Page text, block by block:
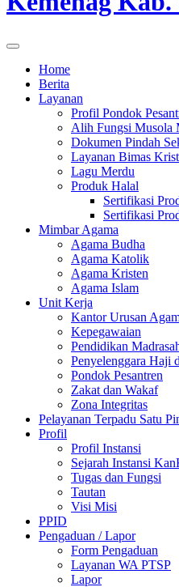
Home
Berita
Layanan
Profil Pondok
Alih Fungsi Musola
Dokumen Pindah
Layanan Bimas
Lagu Merdu
Produk Halal
Sertifikasi
Sertifikasi
Mimbar Agama
Agama Budha
Agama Katolik
Agama Kristen
Agama Islam
Unit Kerja
Kantor Urusan
Kepegawaian
Pendidikan
Penyelenggara Haji
Pondok Pesantren
Zakat dan Wakaf
Zona Integritas
Pelayanan Terpadu Satu
Profil
Profil Instansi
Sejarah Instansi
Tugas dan Fungsi
Tautan
Visi Misi
PPID
Pengaduan / Lapor
Form Pengaduan
Layanan WA PTSP
Lapor